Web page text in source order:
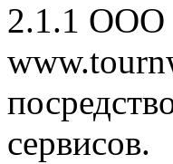
2.1.1 ООО
сервисов.